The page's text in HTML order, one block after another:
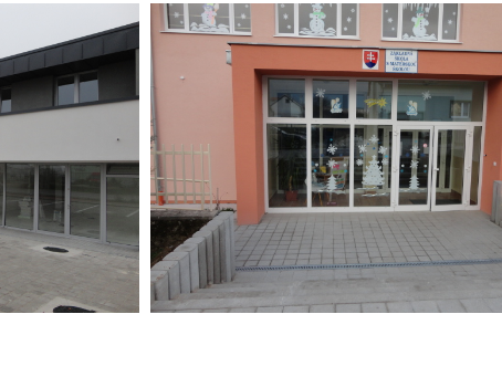
Radová výstavba bytových jednotiek Malinovo Základná škola Boleráz